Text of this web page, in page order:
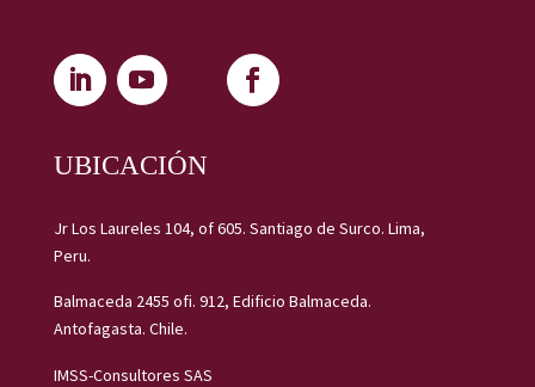
UBICACIÓN
Jr Los Laureles 104, of 605. Santiago de Surco. Lima,
Peru.
Balmaceda 2455 ofi. 912, Edificio Balmaceda.
Antofagasta. Chile.
IMSS-Consultores SAS